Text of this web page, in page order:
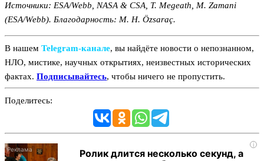
Источники: ESA/Webb, NASA & CSA, T. Megeath, M. Zamani
(ESA/Webb). Благодарность: M. H. Özsaraç.
В нашем Telegram‑канале, вы найдёте новости о непознанном,
НЛО, мистике, научных открытиях, неизвестных исторических
фактах. Подписывайтесь, чтобы ничего не пропустить.
Поделитесь:
i
Ролик длится несколько секунд, а